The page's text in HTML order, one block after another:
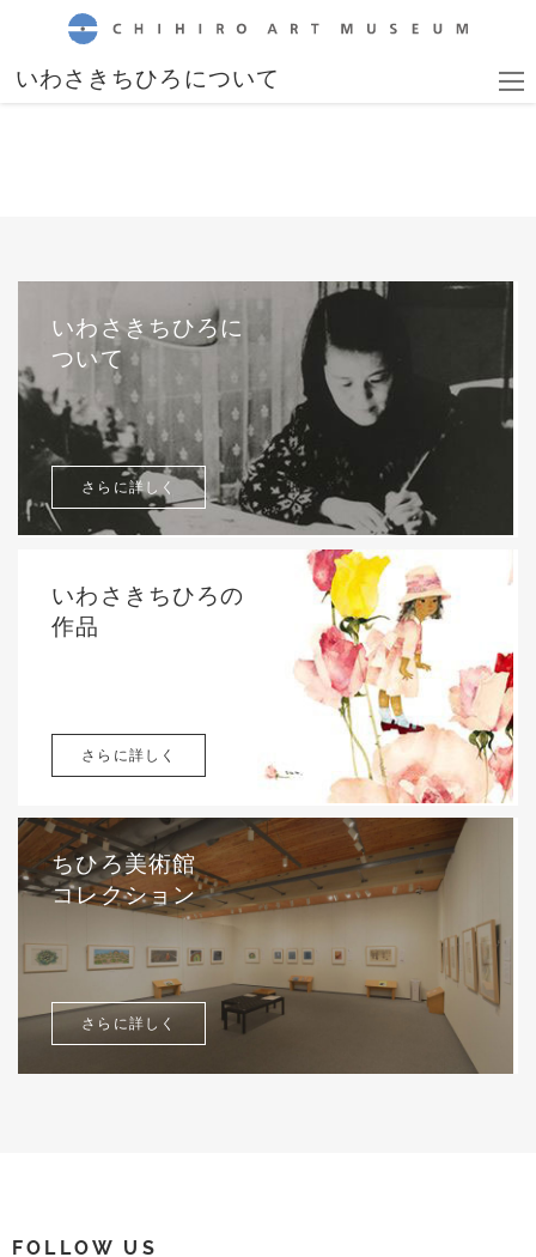
いわさきちひろについて
いわさきちひろに
ついて
さらに詳しく
いわさきちひろの
作品
さらに詳しく
ちひろ美術館
コレクション
さらに詳しく
FOLLOW US